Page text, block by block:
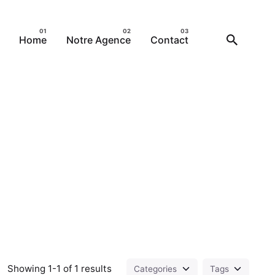
Home Notre Agence Contact
Showing 1-1 of 1 results